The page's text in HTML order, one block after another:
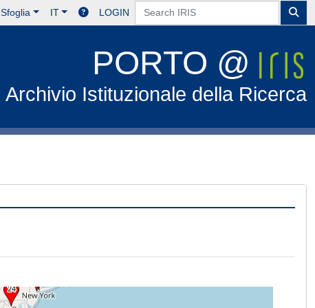
Sfoglia IT LOGIN
PORTO @
Archivio Istituzionale della Ricerca